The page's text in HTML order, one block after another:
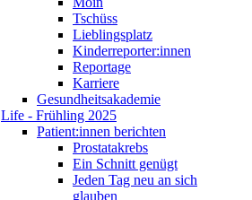
Tschüss
Lieblingsplatz
Kinderreporter:innen
Reportage
Karriere
Gesundheitsakademie
Life - Frühling 2025
Patient:innen berichten
Prostatakrebs
Ein Schnitt genügt
Jeden Tag neu an sich
glauben